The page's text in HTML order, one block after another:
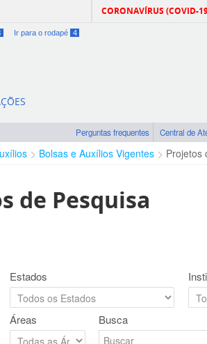
CORONAVÍRUS (COVID-
Ir para o rodapé 4
Perguntas frequentes Central de
Bolsas e Auxílios Vigentes Projetos
de Pesquisa
Estados
Áreas Busca